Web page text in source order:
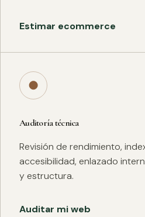
Estimar ecommerce
●
Auditoría técnica
Revisión de rendimiento,
accesibilidad, enlazado
y estructura.
Auditar mi web